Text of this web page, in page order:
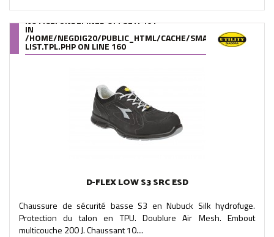
NOTICE: UNDEFINED OFFSET: 461
IN
/HOME/NEGDIG20/PUBLIC_HTML/CACHE/SMARTY/
LIST.TPL.PHPON LINE 160
D-FLEX LOW S3 SRC ESD
Chaussure de sécurité basse S3 en Nubuck Silk hydrofuge.
Protection du talon en TPU. Doublure Air Mesh. Embout
multicouche 200 J. Chaussant 10....